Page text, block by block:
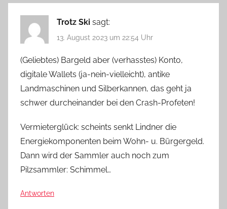
Trotz Ski sagt:
13. August 2023 um 22:54 Uhr
(Geliebtes) Bargeld aber (verhasstes) Konto,
digitale Wallets (ja-nein-vielleicht), antike
Landmaschinen und Silberkannen, das geht ja
schwer durcheinander bei den Crash-Profeten!
Vermieterglück: scheints senkt Lindner die
Energiekomponenten beim Wohn- u. Bürgergeld.
Dann wird der Sammler auch noch zum
Pilzsammler: Schimmel…
Antworten